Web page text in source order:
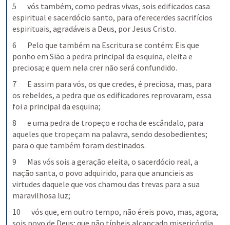
5       vós também, como pedras vivas, sois edificados casa
espiritual e sacerdócio santo, para oferecerdes sacrifícios
espirituais, agradáveis a Deus, por Jesus Cristo.
6       Pelo que também na Escritura se contém: Eis que
ponho em Sião a pedra principal da esquina, eleita e
preciosa; e quem nela crer não será confundido.
7       E assim para vós, os que credes, é preciosa, mas, para
os rebeldes, a pedra que os edificadores reprovaram, essa
foi a principal da esquina;
8       e uma pedra de tropeço e rocha de escândalo, para
aqueles que tropeçam na palavra, sendo desobedientes;
para o que também foram destinados.
9       Mas vós sois a geração eleita, o sacerdócio real, a
nação santa, o povo adquirido, para que anuncieis as
virtudes daquele que vos chamou das trevas para a sua
maravilhosa luz;
10       vós que, em outro tempo, não éreis povo, mas, agora,
sois povo de Deus; que não tínheis alcançado misericórdia,